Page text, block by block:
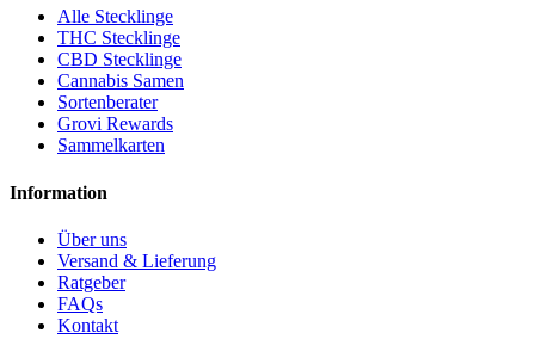
Alle Stecklinge
THC Stecklinge
CBD Stecklinge
Cannabis Samen
Sortenberater
Grovi Rewards
Sammelkarten
Information
Über uns
Versand & Lieferung
Ratgeber
FAQs
Kontakt